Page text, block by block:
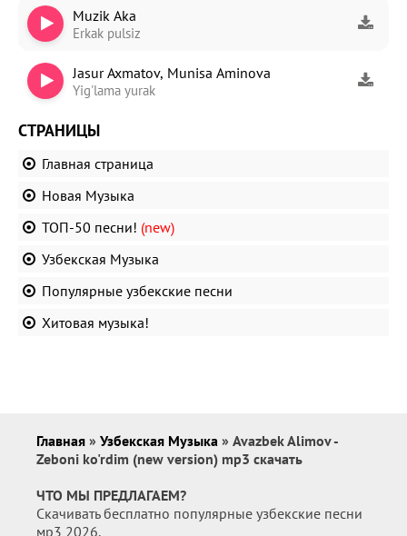
Muzik Aka
Erkak pulsiz
Jasur Axmatov, Munisa Aminova
Yig'lama yurak
СТРАНИЦЫ
Главная страница
Новая Музыка
ТОП-50 песни! (new)
Узбекская Музыка
Популярные узбекские песни
Хитовая музыка!
Главная » Узбекская Музыка » Avazbek Alimov -
Zeboni ko'rdim (new version) mp3 скачать
ЧТО МЫ ПРЕДЛАГАЕМ?
Скачивать бесплатно популярные узбекские песни
мр3 2026.